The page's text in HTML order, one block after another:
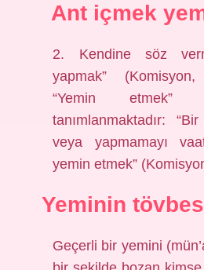
Ant içmek
2. Kendine söz
yapmak”
“Yemin
tanımlanmaktadır:
veya yapmamayı
yemin etmek”
Yeminin
Geçerli bir yemini